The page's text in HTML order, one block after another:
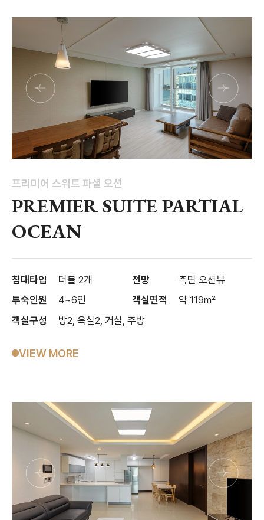
프리미어 스위트 파셜 오션
PREMIER SUITE PARTIAL
OCEAN
VIEW MORE
침대타입 더블 2개 전망
측면 오션뷰
투숙인원
4~6인 객실면적
약 119m²
객실구성
방2, 욕실2, 거실, 주방